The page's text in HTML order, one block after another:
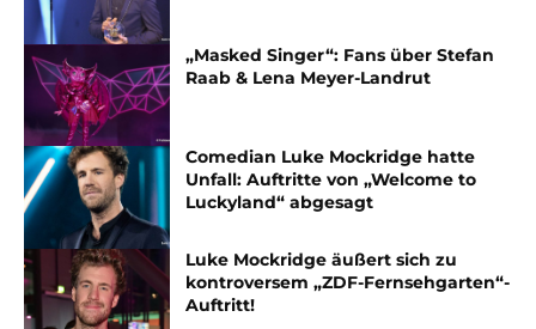
„Masked Singer“: Fans über Stefan
Raab & Lena Meyer-Landrut
Comedian Luke Mockridge hatte
Unfall: Auftritte von „Welcome to
Luckyland“ abgesagt
Luke Mockridge äußert sich zu
kontroversem „ZDF-Fernsehgarten“-
Auftritt!